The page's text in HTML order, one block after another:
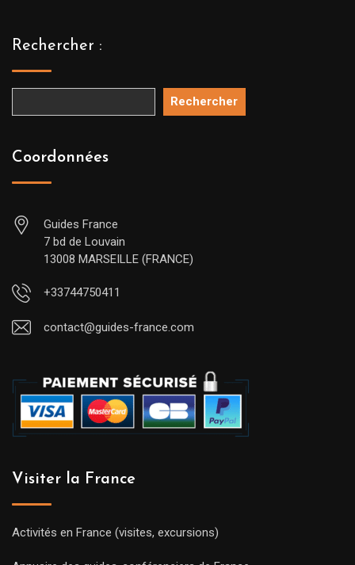
Rechercher :
Rechercher
Coordonnées
Guides France
7 bd de Louvain
13008 MARSEILLE (FRANCE)
+33744750411
contact@guides-france.com
Visiter la France
Activités en France (visites, excursions)